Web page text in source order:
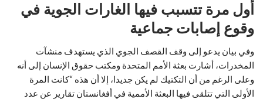
أول مرة تتسبب فيها الغارات الجوية في
وقوع إصابات جماعية
وفي بيان يدعو إلى وقف القصف الجوي الذي يستهدف منشآت
المخدرات، أشارت بعثة الأمم المتحدة ومكتب حقوق الإنسان إلى أنه
وعلى الرغم من أن التكتيك لم يكن جديدا، إلا أن هذه “كانت المرة
الأولى التي تتلقى فيها البعثة الأممية في أفغانستان تقارير عن عدد